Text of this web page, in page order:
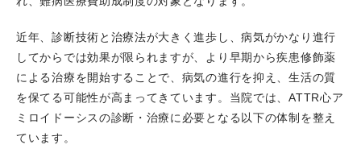
2025.08.09第3回 兵庫ライブデモンストレーションを
2025.07.26 第17回 CACAFで伊藤光哲部長がLive2 心
房細動アブレーション 再発例に対するアブレーションの
パートでオペレーターを務めました。
2025.07.26こども向けワークショップ「こどもでも救
える命 心肺蘇生とAED」に宮田大嗣医師が参加しまし
た。
近年、診断技術と治療法が大きく進歩し、病気がかなり進行
してからでは効果が限られますが、より早期から疾患修飾薬
による治療を開始することで、病気の進行を抑え、生活の質
を保てる可能性が高まってきています。当院では、ATTR心ア
ミロイドーシスの診断・治療に必要となる以下の体制を整え
ています。